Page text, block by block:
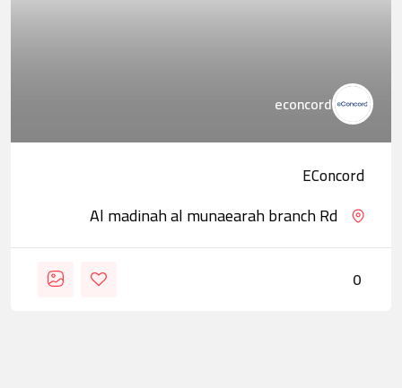
econcord
EConcord
Al madinah al munaearah branch Rd
0